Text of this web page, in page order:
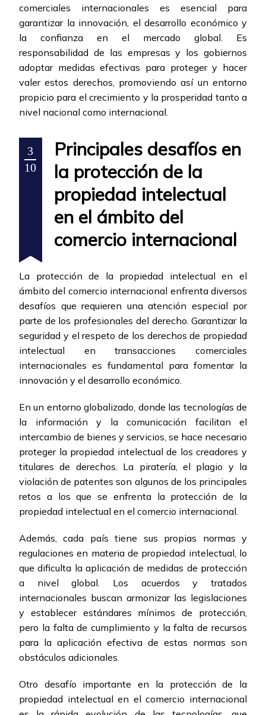
comerciales internacionales es esencial para
garantizar la innovación, el desarrollo económico y
la confianza en el mercado global. Es
responsabilidad de las empresas y los gobiernos
adoptar medidas efectivas para proteger y hacer
valer estos derechos, promoviendo así un entorno
propicio para el crecimiento y la prosperidad tanto a
nivel nacional como internacional.
3
10
Principales desafíos en
la protección de la
propiedad intelectual
en el ámbito del
comercio internacional
La protección de la propiedad intelectual en el
ámbito del comercio internacional enfrenta diversos
desafíos que requieren una atención especial por
parte de los profesionales del derecho. Garantizar la
seguridad y el respeto de los derechos de propiedad
intelectual en transacciones comerciales
internacionales es fundamental para fomentar la
innovación y el desarrollo económico.
En un entorno globalizado, donde las tecnologías de
la información y la comunicación facilitan el
intercambio de bienes y servicios, se hace necesario
proteger la propiedad intelectual de los creadores y
titulares de derechos. La piratería, el plagio y la
violación de patentes son algunos de los principales
retos a los que se enfrenta la protección de la
propiedad intelectual en el comercio internacional.
Además, cada país tiene sus propias normas y
regulaciones en materia de propiedad intelectual, lo
que dificulta la aplicación de medidas de protección
a nivel global. Los acuerdos y tratados
internacionales buscan armonizar las legislaciones
y establecer estándares mínimos de protección,
pero la falta de cumplimiento y la falta de recursos
para la aplicación efectiva de estas normas son
obstáculos adicionales.
Otro desafío importante en la protección de la
propiedad intelectual en el comercio internacional